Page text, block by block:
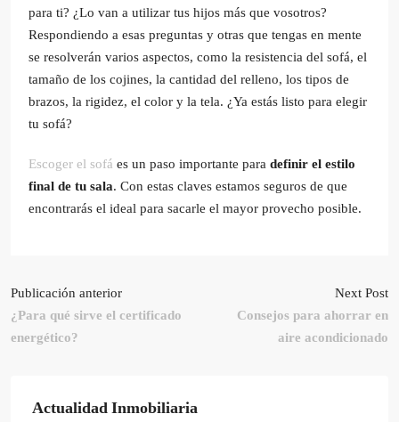
para ti? ¿Lo van a utilizar tus hijos más que vosotros?
Respondiendo a esas preguntas y otras que tengas en mente
se resolverán varios aspectos, como la resistencia del sofá, el
tamaño de los cojines, la cantidad del relleno, los tipos de
brazos, la rigidez, el color y la tela. ¿Ya estás listo para elegir
tu sofá?
Escoger el sofá es un paso importante para definir el estilo
final de tu sala. Con estas claves estamos seguros de que
encontrarás el ideal para sacarle el mayor provecho posible.
Publicación anterior
¿Para qué sirve el certificado
energético?
Next Post
Consejos para ahorrar en
aire acondicionado
Actualidad Inmobiliaria